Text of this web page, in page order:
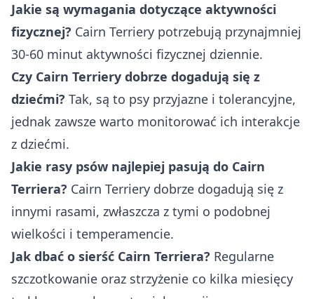
Jakie są wymagania dotyczące aktywności
fizycznej? Cairn Terriery potrzebują przynajmniej
30-60 minut aktywności fizycznej dziennie.
Czy Cairn Terriery dobrze dogadują się z
dziećmi? Tak, są to psy przyjazne i tolerancyjne,
jednak zawsze warto monitorować ich interakcje
z dziećmi.
Jakie rasy psów najlepiej pasują do Cairn
Terriera? Cairn Terriery dobrze dogadują się z
innymi rasami, zwłaszcza z tymi o podobnej
wielkości i temperamencie.
Jak dbać o sierść Cairn Terriera? Regularne
szczotkowanie oraz strzyżenie co kilka miesięcy